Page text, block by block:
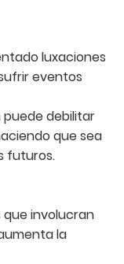
luxaciones
eventos
puede debilitar
que sea
futuros.
que involucran
la